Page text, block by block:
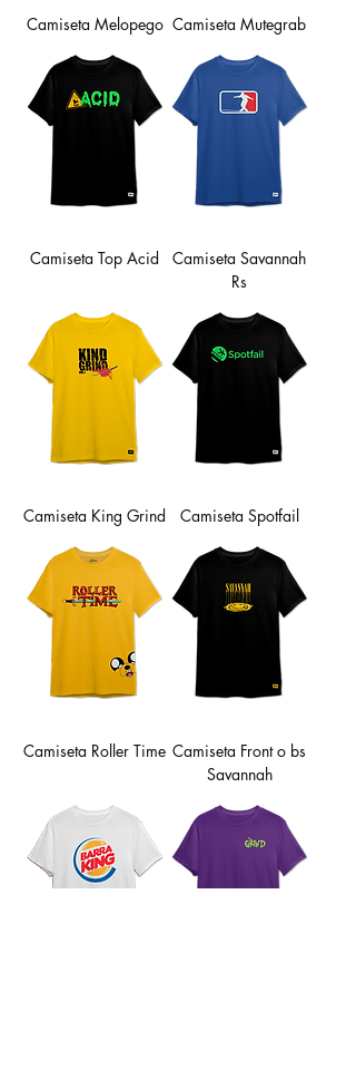
Camiseta Melopego Camiseta Mutegrab
Camiseta Top Acid
Camiseta Savannah
Rs
Camiseta King Grind Camiseta Spotfail
Camiseta Roller Time Camiseta Front o bs
Savannah